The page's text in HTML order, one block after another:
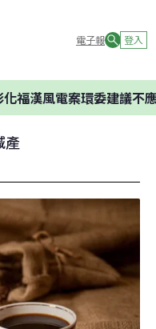
電子報 登入
電案環委建議不應開發
產